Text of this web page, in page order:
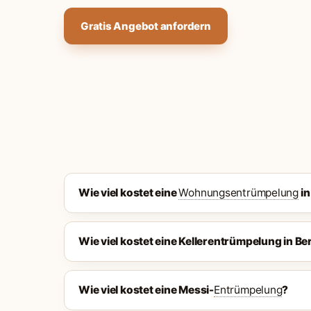
Gratis Angebot anfordern
Wie viel kostet eineWohnungsentrümpelung
Wie viel kostet eine Kellerentrümpelung in
Wie viel kostet eine Messi-Entrümpelung?